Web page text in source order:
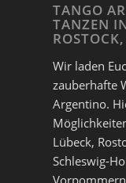
TANGO
TANZEN
Wir laden
zauberhafte
Argentino.
Lübeck,
Schleswig-